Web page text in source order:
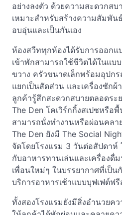
อย่างลงตัว ด้วยความสะดวกสบ
เหมาะสำหรับสร้างความสัมพัน
อบอุ่นและเป็นกันเอง
ห้องสวีททุกห้องได้รับการออกแ
เข้าพักสามารถใช้ชีวิตได้ในแบ
ขวาง ครัวขนาดเล็กพร้อมอุปก
แยกเป็นสัดส่วน และเครื่องซักผ้
ลูกค้ารู้สึกสะดวกสบายตลอดระ
The Den โคเวิร์กกิ้งสเปซหรือ
สามารถนั่งทำงานหรือผ่อนคล
The Den ยังมี The Social
จัดโดยโรงแรม 3 วันต่อสัปดาห์
กับอาหารทานเล่นและเครื่อง
เพื่อนใหม่ๆ ในบรรยากาศที่เป็น
บริการอาหารเช้าแบบบุฟเฟต์ฟ
ทั้งสองโรงแรมยังมีสิ่งอำนวยค